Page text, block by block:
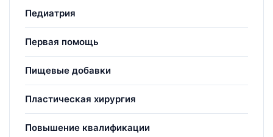
Педиатрия
Первая помощь
Пищевые добавки
Пластическая хирургия
Повышение квалификации